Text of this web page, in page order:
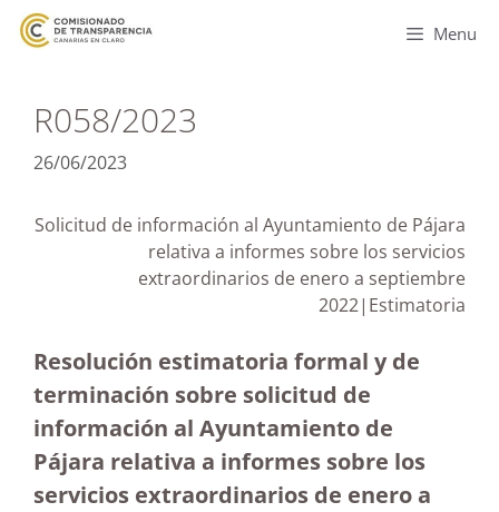
Menu
R058/2023
26/06/2023
Solicitud de información al Ayuntamiento de Pájara
relativa a informes sobre los servicios
extraordinarios de enero a septiembre
2022|Estimatoria
Resolución estimatoria formal y de
terminación sobre solicitud de
información al Ayuntamiento de
Pájara relativa a informes sobre los
servicios extraordinarios de enero a